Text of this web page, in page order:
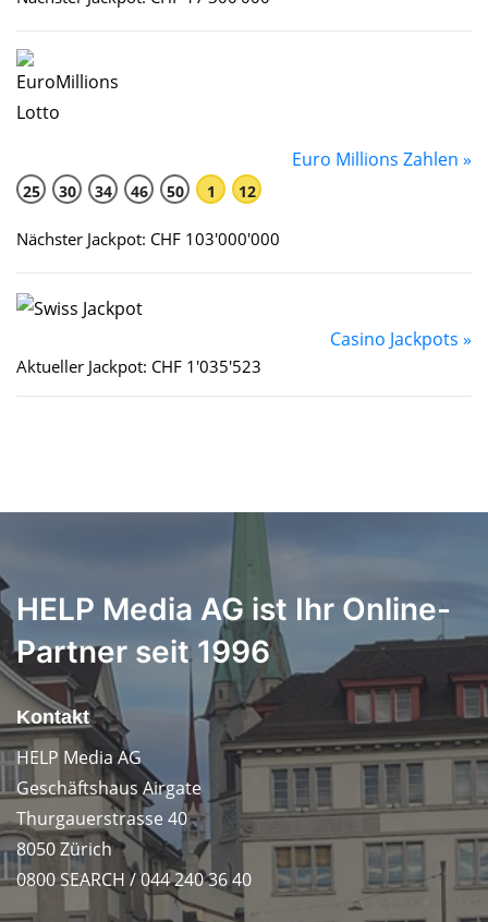
Euro Millions Zahlen »
25 30 34 46 50 1 12
Nächster Jackpot: CHF 103'000'000
Casino Jackpots »
Aktueller Jackpot: CHF 1'035'523
HELP Media AG ist Ihr Online-
Partner seit 1996
Kontakt
HELP Media AG
Geschäftshaus Airgate
Thurgauerstrasse 40
8050 Zürich
0800 SEARCH / 044 240 36 40